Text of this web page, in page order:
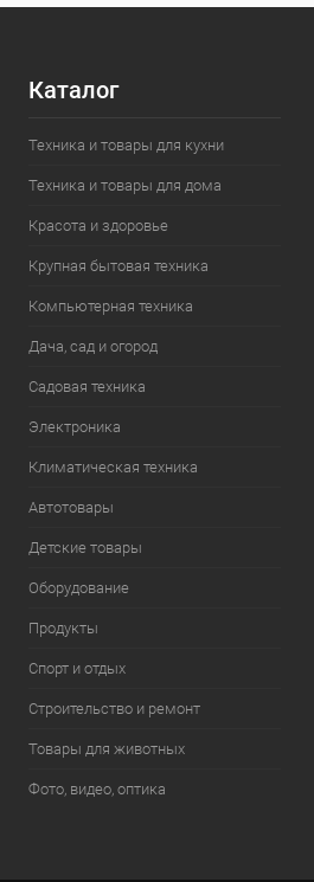
Каталог
Техника и товары для кухни
Техника и товары для дома
Красота и здоровье
Крупная бытовая техника
Компьютерная техника
Дача, сад и огород
Садовая техника
Электроника
Климатическая техника
Автотовары
Детские товары
Оборудование
Продукты
Спорт и отдых
Строительство и ремонт
Товары для животных
Фото, видео, оптика